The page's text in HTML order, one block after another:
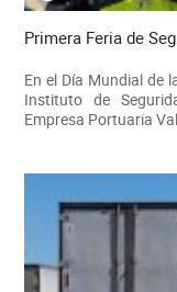
Primera Feria de
En el Día Mundial de
Instituto de
Empresa Portuaria